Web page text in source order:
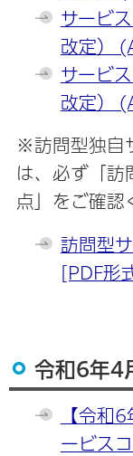
サービ
改定）
サービ
改定）
※訪問型独自
は、必ず「訪
点」をご確認
訪問型
[PDF形
令和6年4
【令和
ービス